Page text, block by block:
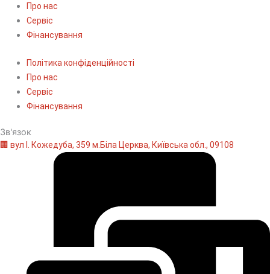
Про нас
Сервіс
Фінансування
Політика конфіденційності
Про нас
Сервіс
Фінансування
Зв'язок
🏢 вул І. Кожедуба, 359 м.Біла Церква, Київська обл., 09108